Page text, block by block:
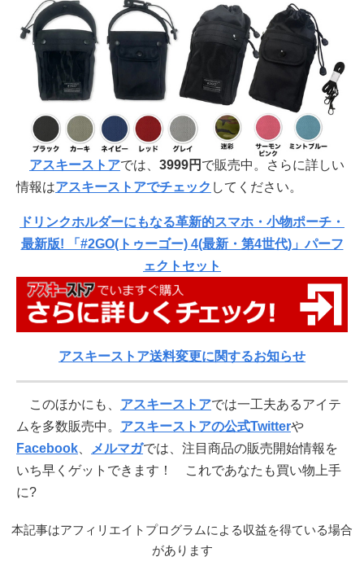
アスキーストアでは、 3999円 で販売中。さらに詳しい
情報はアスキーストアでチェック してください。
ドリンクホルダーにもなる革新的スマホ・小物ポーチ・
最新版! 「#2GO(トゥーゴー) 4(最新・第4世代)」パーフ
ェクトセット
アスキーストア送料変更に関するお知らせ
このほかにも、 アスキーストアでは一工夫あるアイテ
ムを多数販売中。 アスキーストアの公式Twitterや
Facebook、 メルマガでは、注目商品の販売開始情報を
いち早くゲットできます！ これであなたも買い物上手
に?
本記事はアフィリエイトプログラムによる収益を得ている場合
があります